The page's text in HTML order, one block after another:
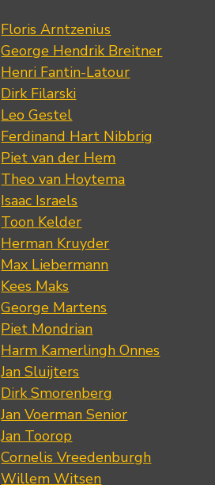
Floris Arntzenius
George Hendrik Breitner
Henri Fantin-Latour
Dirk Filarski
Leo Gestel
Ferdinand Hart Nibbrig
Piet van der Hem
Theo van Hoytema
Isaac Israels
Toon Kelder
Herman Kruyder
Max Liebermann
Kees Maks
George Martens
Piet Mondrian
Harm Kamerlingh Onnes
Jan Sluijters
Dirk Smorenberg
Jan Voerman Senior
Jan Toorop
Cornelis Vreedenburgh
Willem Witsen